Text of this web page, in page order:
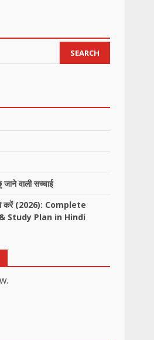
SEARCH
वाली सच्चाई
कैसे करें (2026): Complete
Study Plan in Hindi